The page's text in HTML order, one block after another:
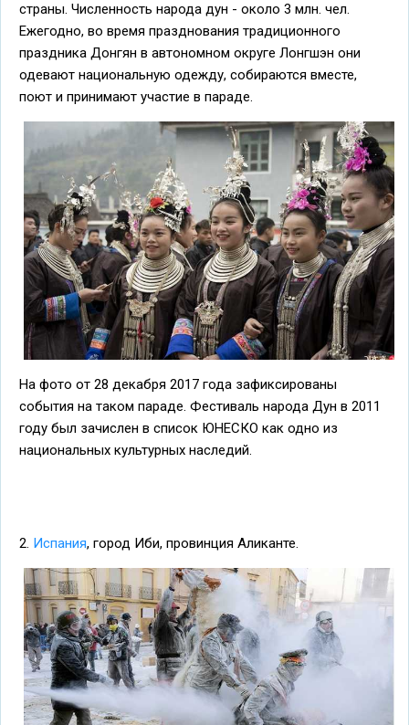
страны. Численность народа дун - около 3 млн. чел.
Ежегодно, во время празднования традиционного
праздника Донгян в автономном округе Лонгшэн они
одевают национальную одежду, собираются вместе,
поют и принимают участие в параде.
На фото от 28 декабря 2017 года зафиксированы
события на таком параде. Фестиваль народа Дун в 2011
году был зачислен в список ЮНЕСКО как одно из
национальных культурных наследий.
2. Испания, город Иби, провинция Аликанте.